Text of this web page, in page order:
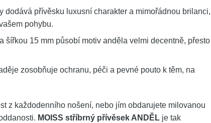
dodává přívěsku luxusní charakter a mimořádnou brilanci,
pohybu.
šířkou 15 mm působí motiv anděla velmi decentně, přesto
zosobňuje ochranu, péči a pevné pouto k těm, na
z každodenního nošení, nebo jím obdarujete milovanou
MOISS stříbrný přívěsek ANDĚL je tak